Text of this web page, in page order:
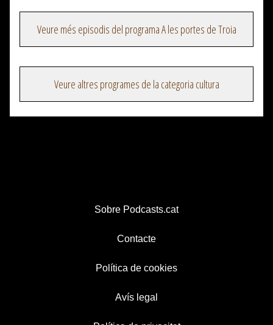
Veure més episodis del programa A les portes de Troia
Veure altres programes de la categoria cultura
Sobre Podcasts.cat
Contacte
Política de cookies
Avís legal